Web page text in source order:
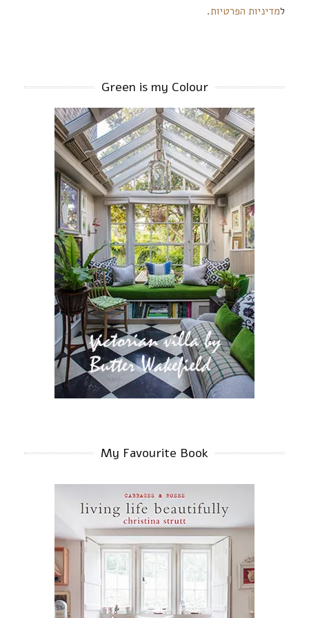
למדיניות הפרטיות.
Green is my Colour
My Favourite Book